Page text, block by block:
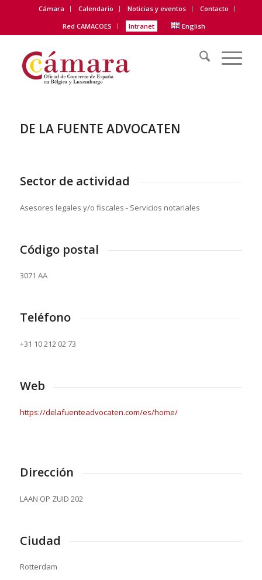
Cámara Calendario Noticias y eventos
Contacto
Red CAMACOES
Intranet English
DE LA FUENTE ADVOCATEN
Sector de actividad
Asesores legales y/o fiscales - Servicios notariales
Código postal
3071 AA
Teléfono
+31 10 212 02 73
Web
https://delafuenteadvocaten.com/es/home/
Dirección
LAAN OP ZUID 202
Ciudad
Rotterdam